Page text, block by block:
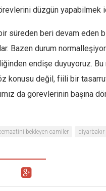
düzgün yapabilmek
süreden beri devam eden
Bazen durum normalleşiyor
endişe duyuyoruz.
konusu değil, fiili bir
da görevlerinin başına
bekleyen camiler diyarbakır